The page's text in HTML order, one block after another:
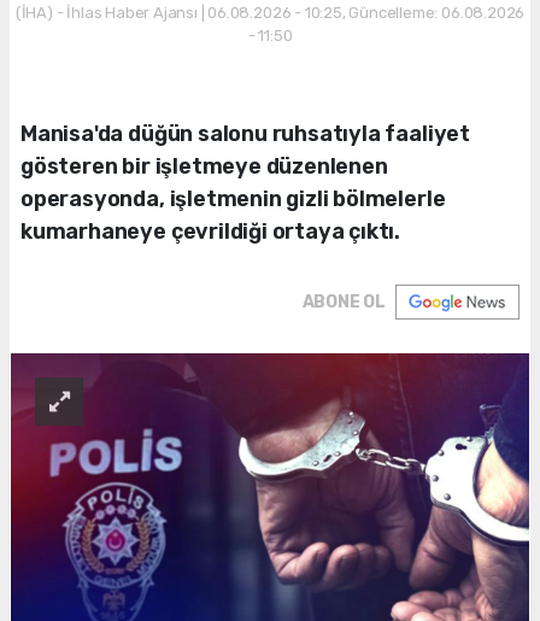
(İHA) - İhlas Haber Ajansı | 06.08.2026 - 10:25, Güncelleme: 06.08.2026
- 11:50
Manisa'da düğün salonu ruhsatıyla faaliyet
gösteren bir işletmeye düzenlenen
operasyonda, işletmenin gizli bölmelerle
kumarhaneye çevrildiği ortaya çıktı.
ABONE OL